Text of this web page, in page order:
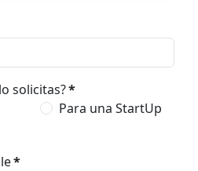
solicitas?*
Para una StartUp
*